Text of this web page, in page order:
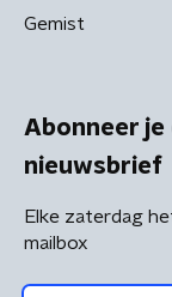
Gemist
Abonneer
nieuwsbrief
Elke zaterdag
mailbox